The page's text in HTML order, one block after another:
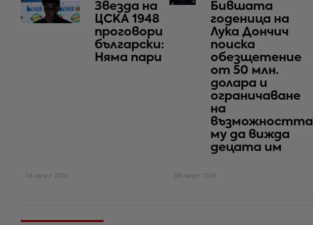
Звезда на
ЦСКА 1948
проговори
български:
Няма пари
08 август 2026
Бившата
годеница на
Лука Дончич
поиска
обезщетение
от 50 млн.
долара и
ограничаване
на
възможността
му да вижда
децата им
08 август 2026